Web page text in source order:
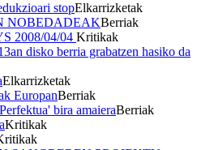
stopElkarrizketak
NOBEDADEAKBerriak
2008/04/04 Kritikak
disko berria grabatzen hasiko da
Elkarrizketak
EuropanBerriak
bira amaieraBerriak
Kritikak